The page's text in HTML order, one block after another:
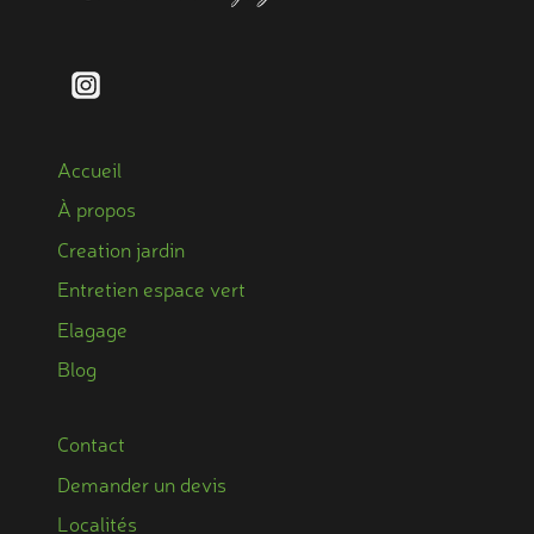
Accueil
À propos
Creation jardin
Entretien espace vert
Elagage
Blog
Contact
Demander un devis
Localités